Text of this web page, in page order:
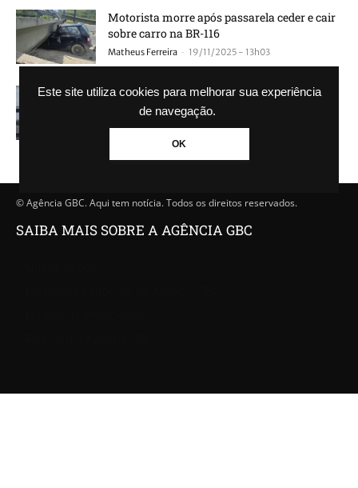
Este site utiliza cookies para melhorar sua experiência
de navegação.
OK
Motorista morre após passarela ceder e cair
sobre carro na BR-116
Matheus Ferreira - 19/11/2025 - 13h03
Asfalto da avenida Castelo Branco cede e via
está bloqueada
Redação FDS - 04/05/2024 - 15h56
© Agência GBC. Aqui tem notícia. Todos os direitos reservados.
SAIBA MAIS SOBRE A AGÊNCIA GBC